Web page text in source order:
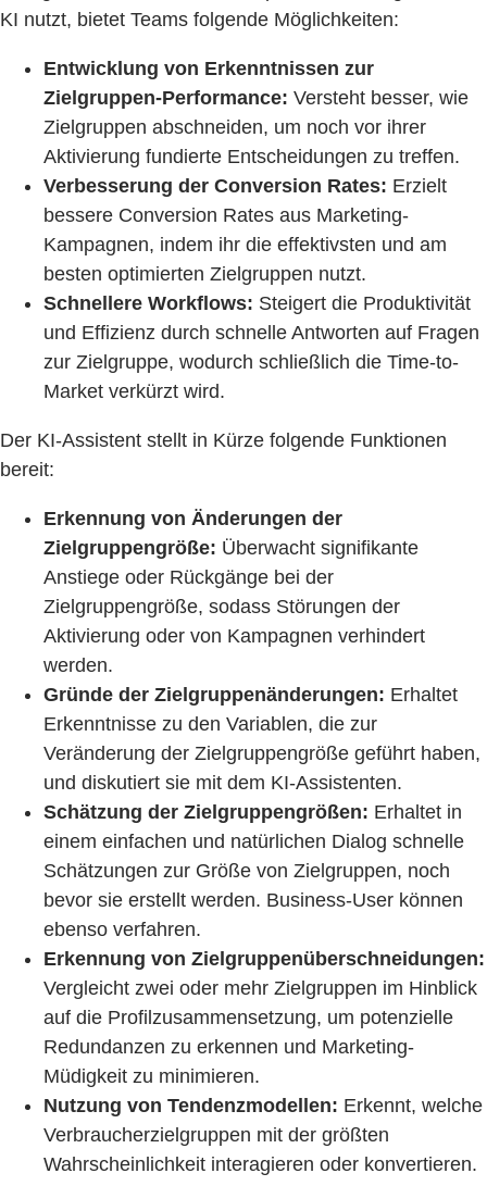
KI nutzt, bietet Teams folgende Möglichkeiten:
Entwicklung von Erkenntnissen zur
Zielgruppen-Performance: Versteht besser, wie
Zielgruppen abschneiden, um noch vor ihrer
Aktivierung fundierte Entscheidungen zu treffen.
Verbesserung der Conversion Rates: Erzielt
bessere Conversion Rates aus Marketing-
Kampagnen, indem ihr die effektivsten und am
besten optimierten Zielgruppen nutzt.
Schnellere Workflows: Steigert die Produktivität
und Effizienz durch schnelle Antworten auf Fragen
zur Zielgruppe, wodurch schließlich die Time-to-
Market verkürzt wird.
Der KI-Assistent stellt in Kürze folgende Funktionen
bereit:
Erkennung von Änderungen der
Zielgruppengröße: Überwacht signifikante
Anstiege oder Rückgänge bei der
Zielgruppengröße, sodass Störungen der
Aktivierung oder von Kampagnen verhindert
werden.
Gründe der Zielgruppenänderungen: Erhaltet
Erkenntnisse zu den Variablen, die zur
Veränderung der Zielgruppengröße geführt haben,
und diskutiert sie mit dem KI-Assistenten.
Schätzung der Zielgruppengrößen: Erhaltet in
einem einfachen und natürlichen Dialog schnelle
Schätzungen zur Größe von Zielgruppen, noch
bevor sie erstellt werden. Business-User können
ebenso verfahren.
Erkennung von Zielgruppenüberschneidungen:
Vergleicht zwei oder mehr Zielgruppen im Hinblick
auf die Profilzusammensetzung, um potenzielle
Redundanzen zu erkennen und Marketing-
Müdigkeit zu minimieren.
Nutzung von Tendenzmodellen: Erkennt, welche
Verbraucherzielgruppen mit der größten
Wahrscheinlichkeit interagieren oder konvertieren.